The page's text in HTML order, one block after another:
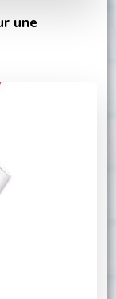
une